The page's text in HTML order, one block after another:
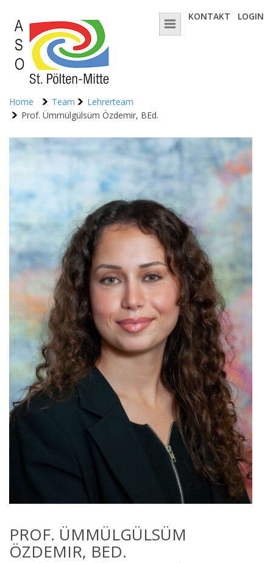
LOGIN
KONTAKT
Home Team
Lehrerteam
Prof. Ümmülgülsüm Özdemir, BEd.
PROF. ÜMMÜLGÜLSÜM
ÖZDEMIR, BED.